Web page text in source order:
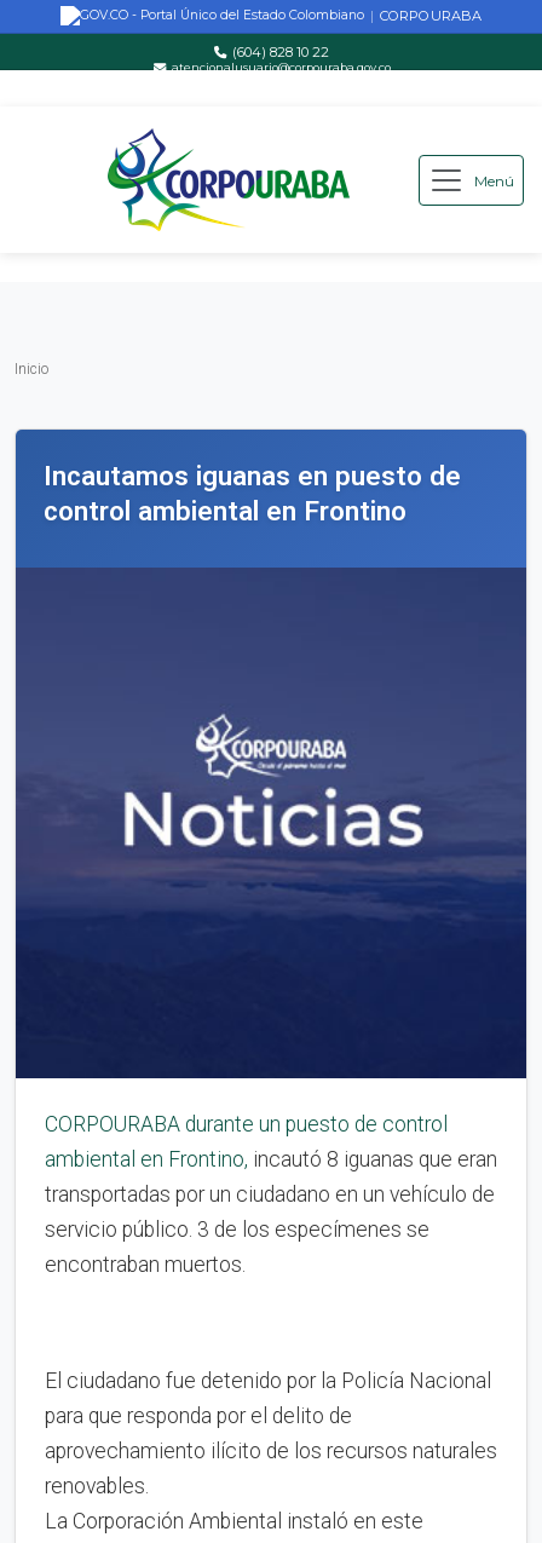
Saltar al contenido principal
| CORPOURABA
(604) 828 10 22
atencionalusuario@corpouraba.gov.co
Menú
Inicio
Incautamos iguanas en puesto de
control ambiental en Frontino
CORPOURABA durante un puesto de control
ambiental en Frontino, incautó 8 iguanas que eran
transportadas por un ciudadano en un vehículo de
servicio público. 3 de los especímenes se
encontraban muertos.
El ciudadano fue detenido por la Policía Nacional
para que responda por el delito de
aprovechamiento ilícito de los recursos naturales
renovables.
La Corporación Ambiental instaló en este